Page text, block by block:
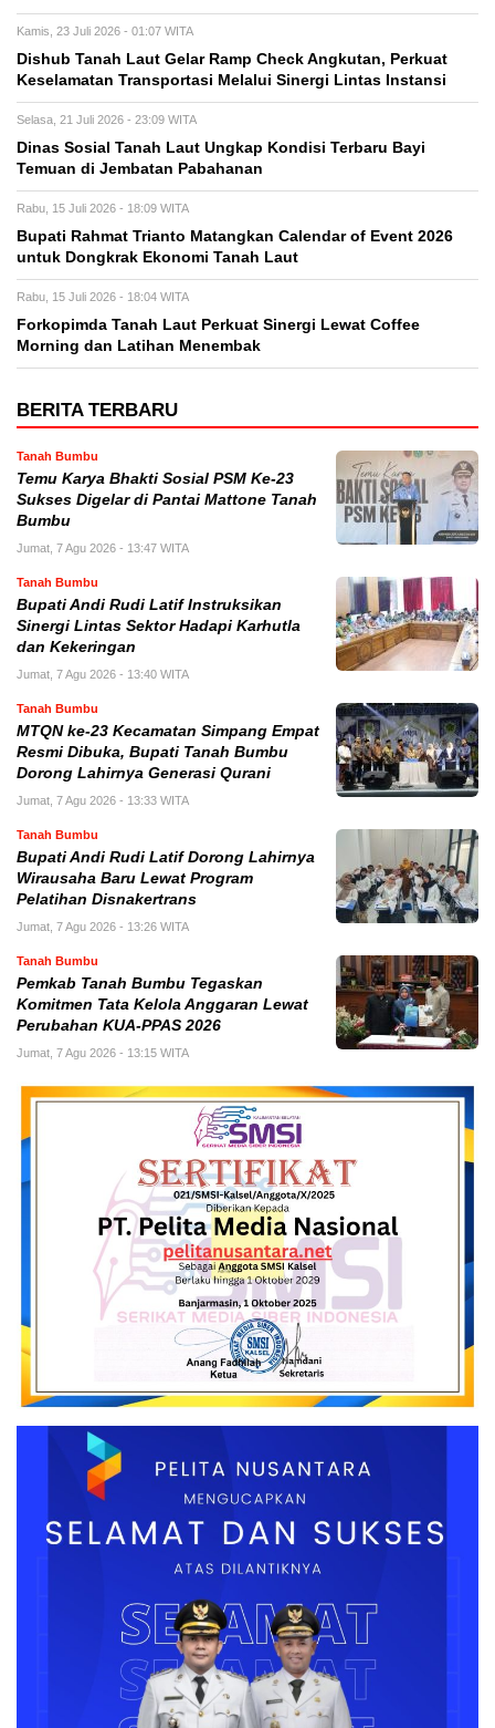
Kamis, 23 Juli 2026 - 01:07 WITA
Dishub Tanah Laut Gelar Ramp Check Angkutan, Perkuat
Keselamatan Transportasi Melalui Sinergi Lintas Instansi
Selasa, 21 Juli 2026 - 23:09 WITA
Dinas Sosial Tanah Laut Ungkap Kondisi Terbaru Bayi
Temuan di Jembatan Pabahanan
Rabu, 15 Juli 2026 - 18:09 WITA
Bupati Rahmat Trianto Matangkan Calendar of Event 2026
untuk Dongkrak Ekonomi Tanah Laut
Rabu, 15 Juli 2026 - 18:04 WITA
Forkopimda Tanah Laut Perkuat Sinergi Lewat Coffee
Morning dan Latihan Menembak
BERITA TERBARU
Tanah Bumbu
Temu Karya Bhakti Sosial PSM Ke-23
Sukses Digelar di Pantai Mattone Tanah
Bumbu
Jumat, 7 Agu 2026 - 13:47 WITA
Tanah Bumbu
Bupati Andi Rudi Latif Instruksikan
Sinergi Lintas Sektor Hadapi Karhutla
dan Kekeringan
Jumat, 7 Agu 2026 - 13:40 WITA
Tanah Bumbu
MTQN ke-23 Kecamatan Simpang Empat
Resmi Dibuka, Bupati Tanah Bumbu
Dorong Lahirnya Generasi Qurani
Jumat, 7 Agu 2026 - 13:33 WITA
Tanah Bumbu
Bupati Andi Rudi Latif Dorong Lahirnya
Wirausaha Baru Lewat Program
Pelatihan Disnakertrans
Jumat, 7 Agu 2026 - 13:26 WITA
Tanah Bumbu
Pemkab Tanah Bumbu Tegaskan
Komitmen Tata Kelola Anggaran Lewat
Perubahan KUA-PPAS 2026
Jumat, 7 Agu 2026 - 13:15 WITA